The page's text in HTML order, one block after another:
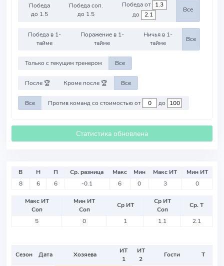
Победа
до 1.5
Победа соп.
до 1.5
Победа от
до
Все
Победа в 1-
тайме
Поражение в 1-
тайме
Ничья в 1-
тайме
Все
Только с текущим тренером Все
После 🏆 Кроме после 🏆 Все
Все Против команд со стоимостью от до
Статистика обновлена
В Н П Ср. разница Макс Мин Макс ИТ
Мин ИТ
8
6 6 -0.1 6 0 3 0
Макс ИТ
Соп
Мин ИТ
Соп
Ср ИТ
Ср ИТ
Соп
Ср. Т
5
0 1 1.1 2.1
Сезон Дата Хозяева
ИТ
1
ИТ
2
Гости Т